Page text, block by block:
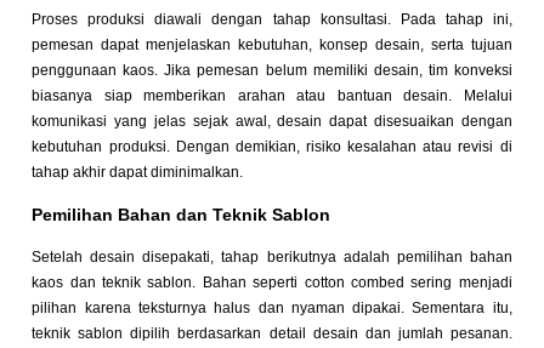
Proses produksi diawali dengan tahap konsultasi. Pada tahap ini,
pemesan dapat menjelaskan kebutuhan, konsep desain, serta tujuan
penggunaan kaos. Jika pemesan belum memiliki desain, tim konveksi
biasanya siap memberikan arahan atau bantuan desain. Melalui
komunikasi yang jelas sejak awal, desain dapat disesuaikan dengan
kebutuhan produksi. Dengan demikian, risiko kesalahan atau revisi di
tahap akhir dapat diminimalkan.
Pemilihan Bahan dan Teknik Sablon
Setelah desain disepakati, tahap berikutnya adalah pemilihan bahan
kaos dan teknik sablon. Bahan seperti cotton combed sering menjadi
pilihan karena teksturnya halus dan nyaman dipakai. Sementara itu,
teknik sablon dipilih berdasarkan detail desain dan jumlah pesanan.